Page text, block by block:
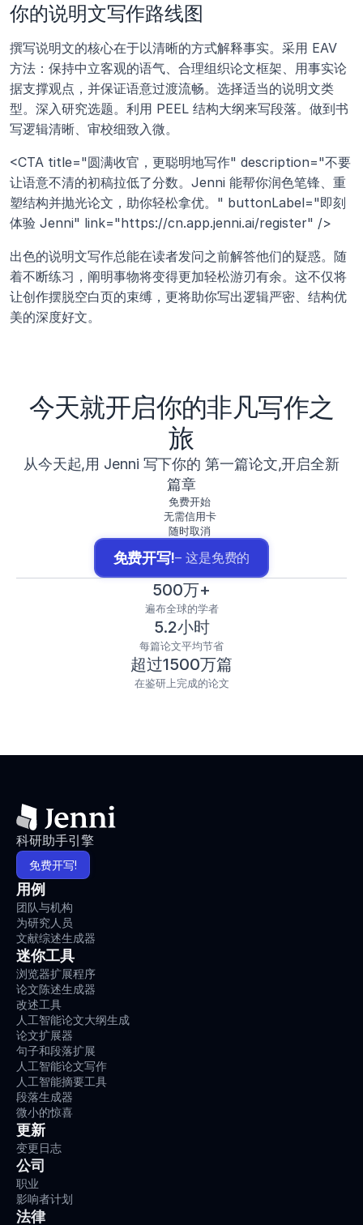
你的说明文写作路线图
撰写说明文的核心在于以清晰的方式解释事实。采用 EAV
方法：保持中立客观的语气、合理组织论文框架、用事实论
据支撑观点，并保证语意过渡流畅。选择适当的说明文类
型。深入研究选题。利用 PEEL 结构大纲来写段落。做到书
写逻辑清晰、审校细致入微。
<CTA title="圆满收官，更聪明地写作" description="不要
让语意不清的初稿拉低了分数。Jenni 能帮你润色笔锋、重
塑结构并抛光论文，助你轻松拿优。" buttonLabel="即刻
体验 Jenni" link="https://cn.app.jenni.ai/register" />
出色的说明文写作总能在读者发问之前解答他们的疑惑。随
着不断练习，阐明事物将变得更加轻松游刃有余。这不仅将
让创作摆脱空白页的束缚，更将助你写出逻辑严密、结构优
美的深度好文。
今天就开启你的非凡写作之
旅
从今天起,用 Jenni 写下你的 第一篇论文,开启全新
篇章
免费开始
无需信用卡
随时取消
免费开写!– 这是免费的
500万+
遍布全球的学者
5.2小时
每篇论文平均节省
超过1500万篇
在鉴研上完成的论文
科研助手引擎
免费开写!
用例
团队与机构
为研究人员
文献综述生成器
迷你工具
浏览器扩展程序
论文陈述生成器
改述工具
人工智能论文大纲生成
论文扩展器
句子和段落扩展
人工智能论文写作
人工智能摘要工具
段落生成器
微小的惊喜
更新
变更日志
公司
职业
影响者计划
法律